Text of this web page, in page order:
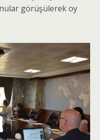
görüşülerek oy